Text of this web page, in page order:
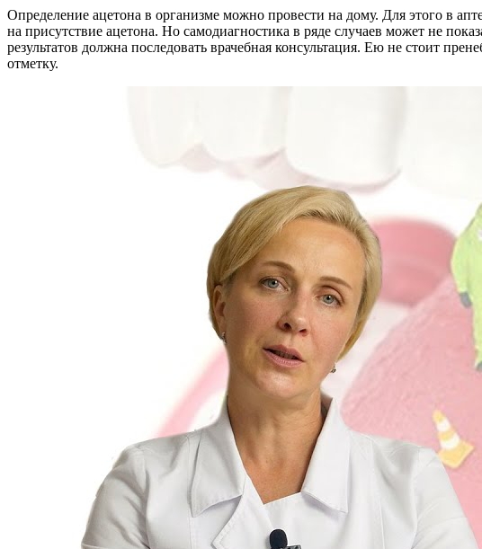
Определение ацетона в организме можно провести на дому. Для этого в
на присутствие ацетона. Но самодиагностика в ряде случаев может не
результатов должна последовать врачебная консультация. Ею не стоит
отметку.